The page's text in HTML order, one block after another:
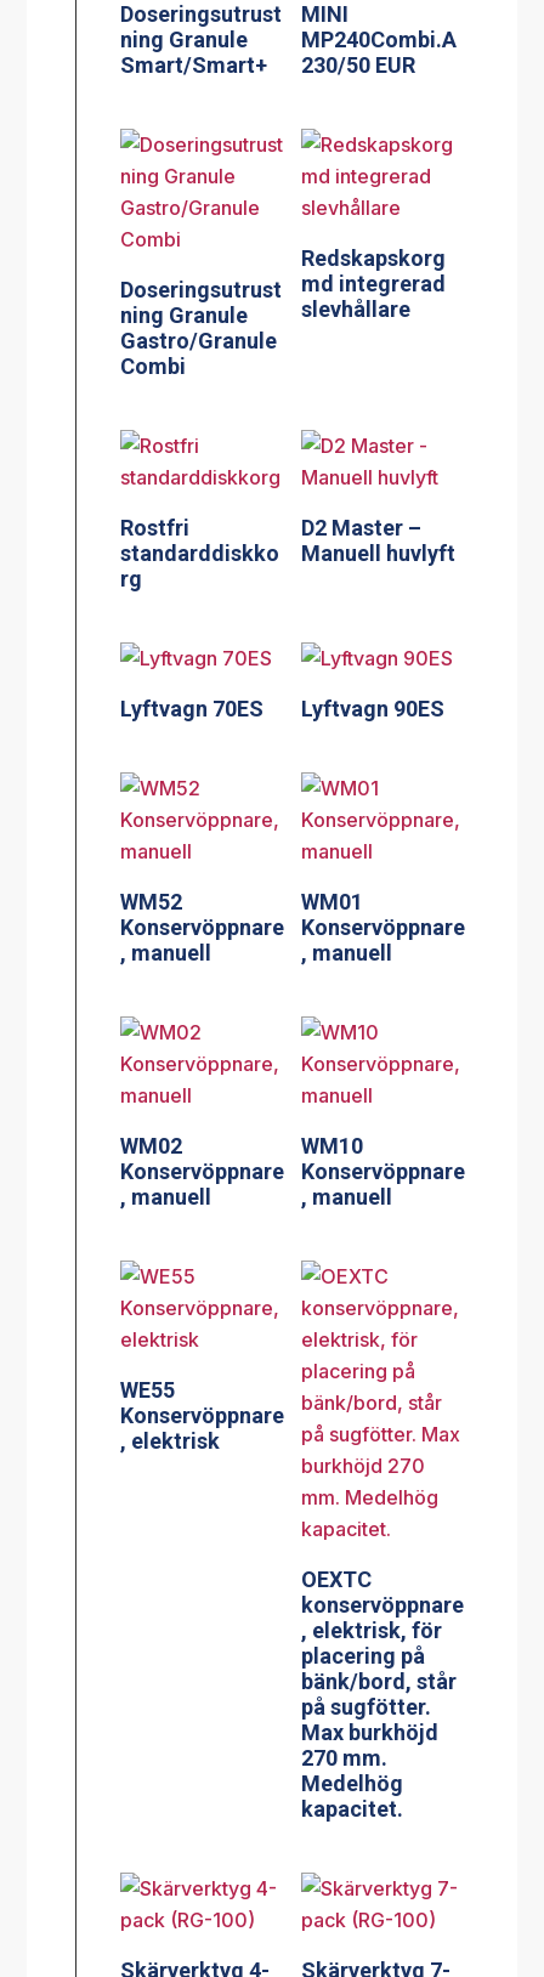
Doseringsutrust
ning Granule
Smart/Smart+
MINI
MP240Combi.A
230/50 EUR
Doseringsutrust
ning Granule
Gastro/Granule
Combi
Redskapskorg
md integrerad
slevhållare
Rostfri
standarddiskko
rg
D2 Master –
Manuell huvlyft
Lyftvagn 70ES Lyftvagn 90ES
WM52
Konservöppnare
, manuell
WM01
Konservöppnare
, manuell
WM02
Konservöppnare
, manuell
WM10
Konservöppnare
, manuell
WE55
Konservöppnare
, elektrisk
OEXTC
konservöppnare
, elektrisk, för
placering på
bänk/bord, står
på sugfötter.
Max burkhöjd
270 mm.
Medelhög
kapacitet.
Skärverktyg 4- Skärverktyg 7-